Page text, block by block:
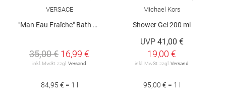
VERSACE
"Man Eau Fraîche" Bath & Shower Gel 200 ml
35,00 € 16,99 €
inkl. MwSt. zzgl. Versand
84,95 € = 1 l
Michael Kors
Shower Gel 200 ml
UVP 41,00 €
19,00 €
inkl. MwSt. zzgl. Versand
95,00 € = 1 l